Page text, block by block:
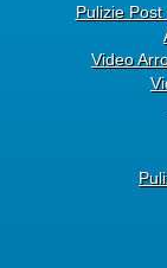
Pulizie
Video